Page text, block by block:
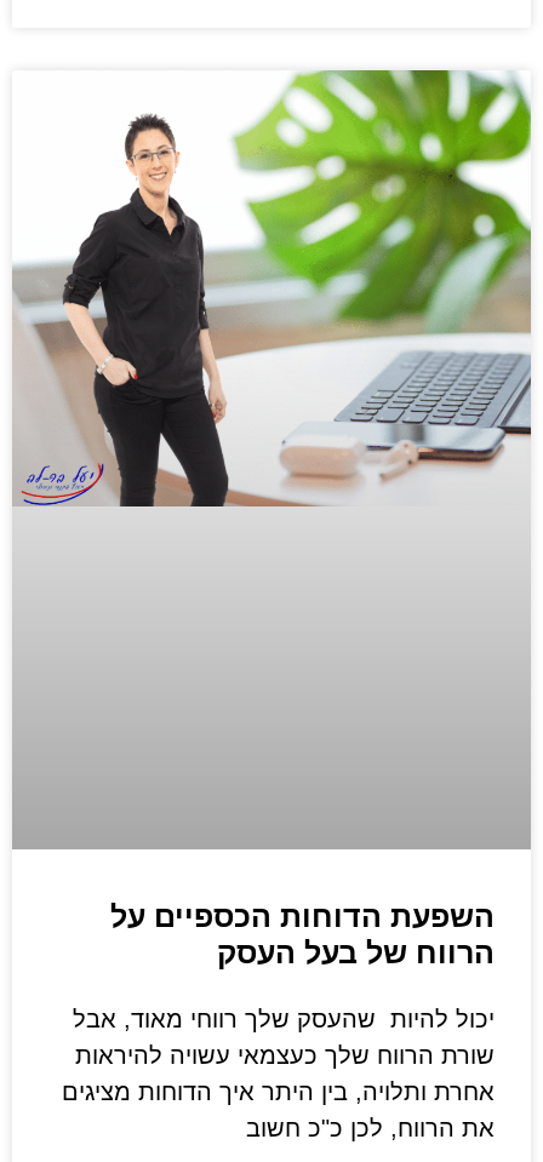
השפעת הדוחות הכספיים על
הרווח של בעל העסק
יכול להיות שהעסק שלך רווחי מאוד, אבל
שורת הרווח שלך כעצמאי עשויה להיראות
אחרת ותלויה, בין היתר איך הדוחות מציגים
את הרווח, לכן כ"כ חשוב